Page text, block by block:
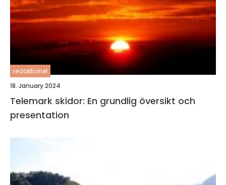
redaktionel
18. January 2024
Telemark skidor: En grundlig översikt och
presentation